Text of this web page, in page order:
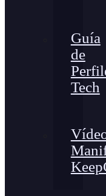
Guía
de
Tech